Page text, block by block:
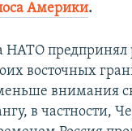
Америки.
НАТО предпринял
восточных
внимания
в частности,